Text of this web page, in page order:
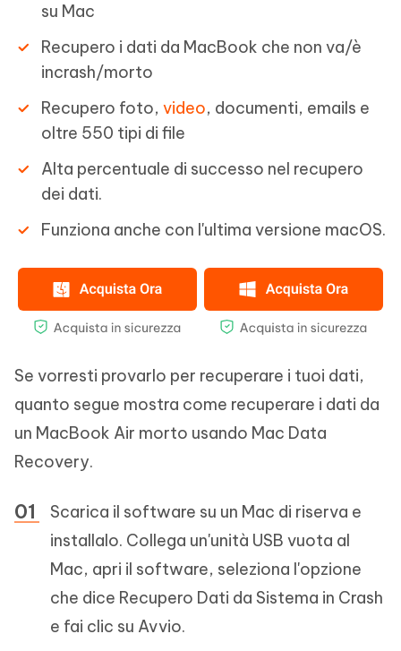
su Mac
Recupero i dati da MacBook che non va/è
incrash/morto
Recupero foto, video, documenti, emails e
oltre 550 tipi di file
Alta percentuale di successo nel recupero
dei dati.
Funziona anche con l'ultima versione macOS.
Se vorresti provarlo per recuperare i tuoi dati,
quanto segue mostra come recuperare i dati da
un MacBook Air morto usando Mac Data
Recovery.
Scarica il software su un Mac di riserva e
installalo. Collega un'unità USB vuota al
Mac, apri il software, seleziona l'opzione
che dice Recupero Dati da Sistema in Crash
e fai clic su Avvio.